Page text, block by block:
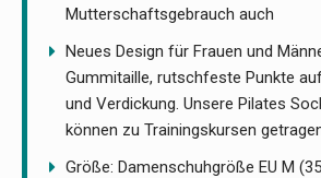
Mutterschaftsgebrauch auch
Neues Design für Frauen und
Gummitaille, rutschfeste Punkte
und Verdickung. Unsere Pilates
können zu Trainingskursen
Größe: Damenschuhgröße EU M